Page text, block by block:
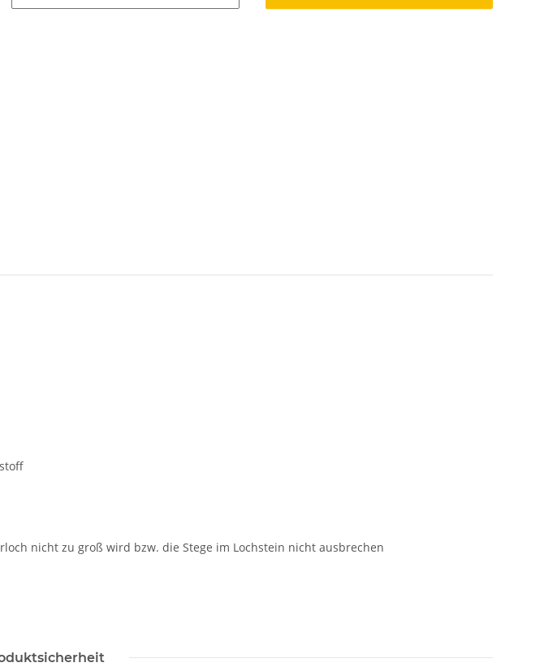
nicht zu groß wird bzw. die Stege im Lochstein nicht ausbrechen